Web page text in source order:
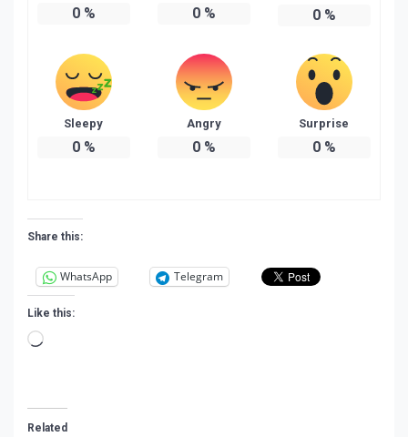
0% 0% 0%
Sleepy
0%
Angry
0%
Surprise
0%
Share this:
WhatsApp Telegram
Like this:
Loading…
Related